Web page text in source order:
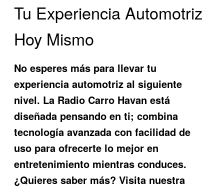
Tu Experiencia Automotriz
Hoy Mismo
No esperes más para llevar tu
experiencia automotriz al siguiente
nivel. La Radio Carro Havan está
diseñada pensando en ti; combina
tecnología avanzada con facilidad de
uso para ofrecerte lo mejor en
entretenimiento mientras conduces.
¿Quieres saber más? Visita nuestra